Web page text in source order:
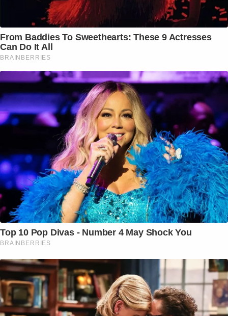
From Baddies To Sweethearts: These 9 Actresses
Can Do It All
BRAINBERRIES
Top 10 Pop Divas - Number 4 May Shock You
BRAINBERRIES